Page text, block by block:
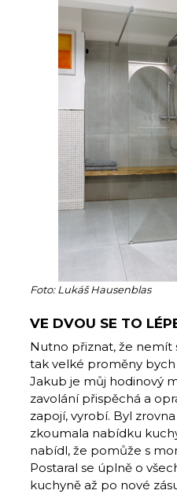
Foto: Lukáš Hausenblas
VE DVOU SE TO
Nutno přiznat, že nemít
tak velké proměny bych
Jakub je můj hodinový
zavolání přispěchá a
zapojí, vyrobí. Byl
zkoumala nabídku
nabídl, že pomůže s
Postaral se úplně o
kuchyně až po nové